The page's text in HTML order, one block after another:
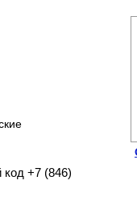
+7 (846)